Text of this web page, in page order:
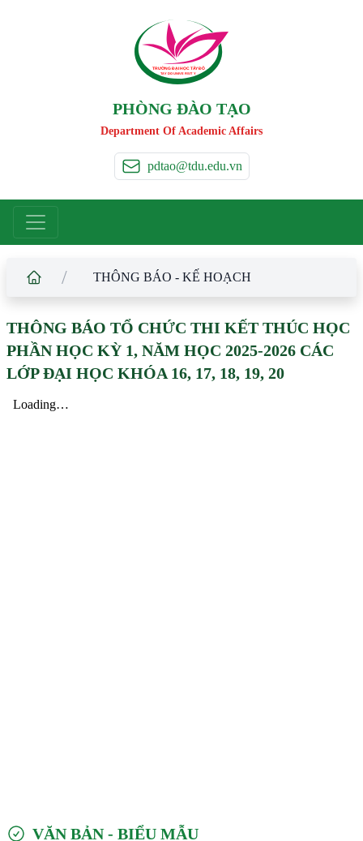
TRƯỜNG ĐẠI HỌC TÂY ĐÔ
TAY DO UNIVERSIT Y
PHÒNG ĐÀO TẠO
Department Of Academic Affairs
pdtao@tdu.edu.vn
/ THÔNG BÁO - KẾ HOẠCH
THÔNG BÁO TỔ CHỨC THI KẾT THÚC HỌC
PHẦN HỌC KỲ 1, NĂM HỌC 2025-2026 CÁC
LỚP ĐẠI HỌC KHÓA 16, 17, 18, 19, 20
VĂN BẢN - BIỂU MẪU